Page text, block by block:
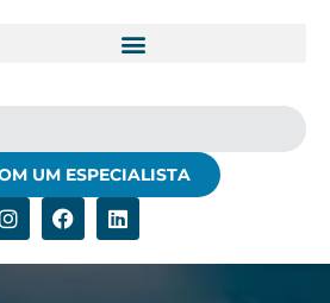
UM ESPECIALISTA